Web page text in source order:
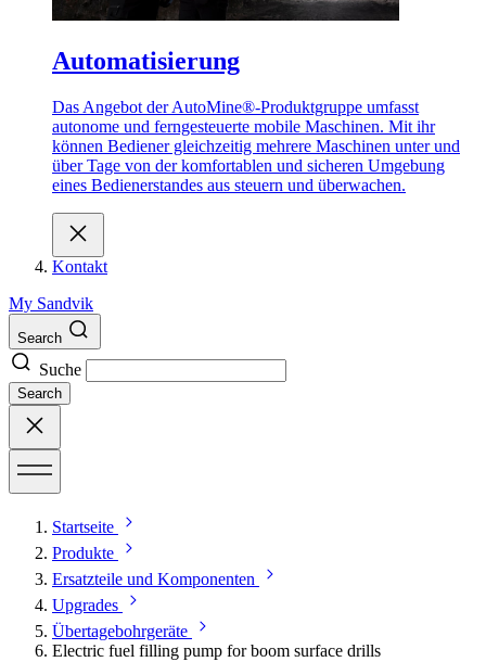
Automatisierung
Das Angebot der AutoMine®-Produktgruppe umfasst
autonome und ferngesteuerte mobile Maschinen. Mit ihr
können Bediener gleichzeitig mehrere Maschinen unter und
über Tage von der komfortablen und sicheren Umgebung
eines Bedienerstandes aus steuern und überwachen.
Kontakt
My Sandvik
Search
Suche
Search
Startseite
Produkte
Ersatzteile und Komponenten
Upgrades
Übertagebohrgeräte
Electric fuel filling pump for boom surface drills